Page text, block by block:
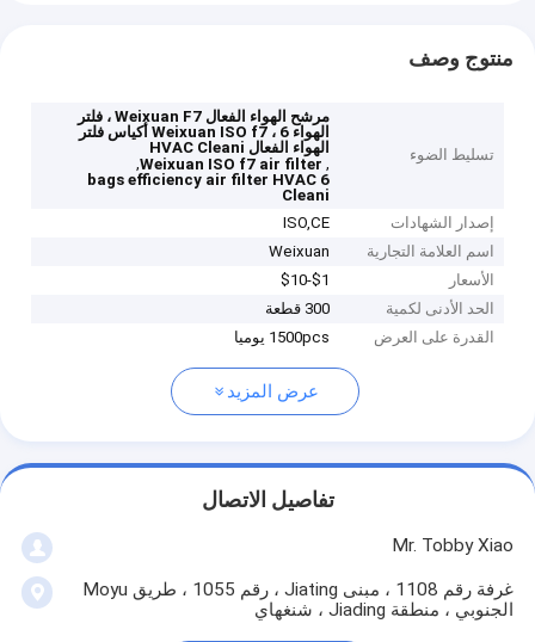
منتوج وصف
تسليط الضوء
مرشح الهواء الفعال Weixuan F7 ، فلتر
الهواء Weixuan ISO f7 ، 6 أكياس فلتر
الهواء الفعال HVAC Cleani
,
Weixuan ISO f7 air filter
,
6 bags efficiency air filter HVAC
Cleani
إصدار الشهادات
ISO,CE
اسم العلامة التجارية
Weixuan
الأسعار
$1-$10
الحد الأدنى لكمية
300 قطعة
القدرة على العرض
1500pcs يوميا
عرض المزيد
تفاصيل الاتصال
Mr. Tobby Xiao
غرفة رقم 1108 ، مبنى Jiating ، رقم 1055 ، طريق Moyu
الجنوبي ، منطقة Jiading ، شنغهاي